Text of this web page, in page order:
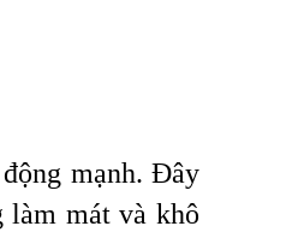
mạnh. Đây
làm mát và khô